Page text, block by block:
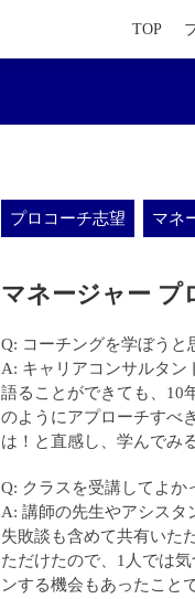
TOP
プロコーチ志望 マネ
マネージャー プ
Q: コーチングを学ぼうと
A: キャリアコンサルタン
語ることができても、10
のようにアプローチすべ
は！と直感し、学んでみ
Q: クラスを受講してよか
A: 講師の先生やアシスタ
失敗談も含めて共有いた
ただけたので、1人では
ンする機会もあったこと